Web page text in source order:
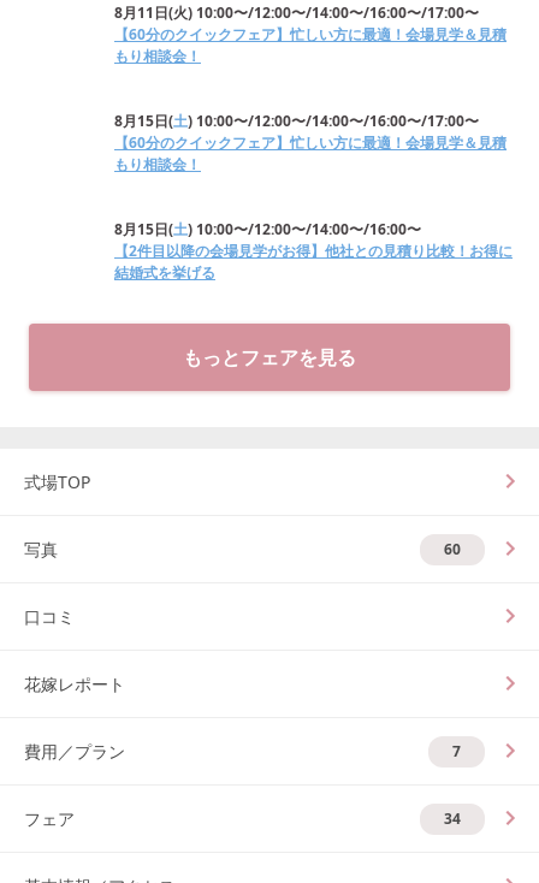
8月11日(火) 10:00〜/12:00〜/14:00〜/16:00〜/17:00〜
【60分のクイックフェア】忙しい方に最適！会場見学＆見積
もり相談会！
8月15日(土) 10:00〜/12:00〜/14:00〜/16:00〜/17:00〜
【60分のクイックフェア】忙しい方に最適！会場見学＆見積
もり相談会！
8月15日(土) 10:00〜/12:00〜/14:00〜/16:00〜
【2件目以降の会場見学がお得】他社との見積り比較！お得に
結婚式を挙げる
もっとフェアを見る
式場TOP
写真 60
口コミ
花嫁レポート
費用／プラン 7
フェア 34